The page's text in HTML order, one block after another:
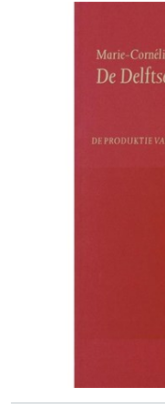
van de hoofdlijnen.
het Gemeentearchief
Wubbolts-de Boer op:
'Streekhistorici heb je
Daarnaast zijn er
velen moeilijk
presenteren dat de
zichtbaar wordt. Bert